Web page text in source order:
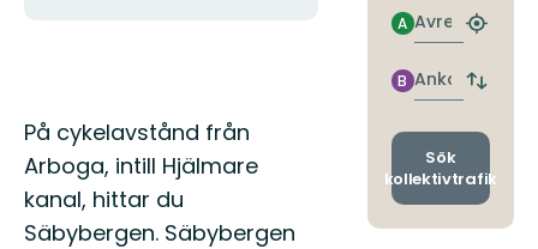
Beskrivning
På cykelavstånd från
Arboga, intill Hjälmare
kanal, hittar du
Säbybergen. Säbybergen
Avresa
A
Hitta
Ankomst
B
Byt
och
Sök
kollektivtrafik